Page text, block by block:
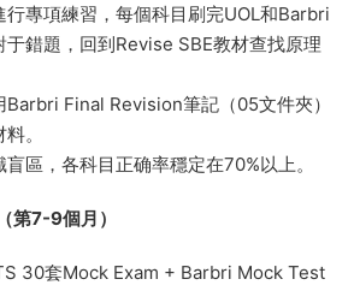
行專項練習，每個科目刷完UOL和Barbri
于錯題，回到Revise SBE教材查找原理
Barbri Final Revision筆記（05文件夾）
。
盲區，各科目正确率穩定在70%以上。
第7-9個月）
30套Mock Exam + Barbri Mock Test